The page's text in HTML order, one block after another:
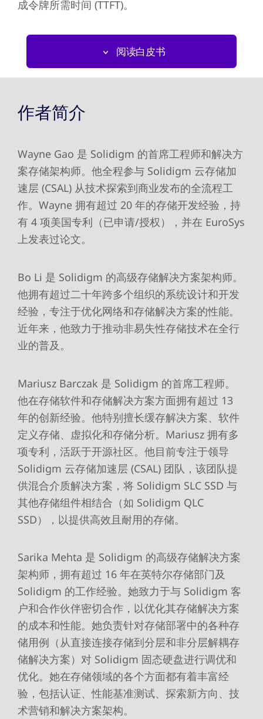
成令牌所需时间 (TTFT)。
阅读白皮书
作者简介
Wayne Gao 是 Solidigm 的首席工程师和解决方
案存储架构师。他全程参与 Solidigm 云存储加
速层 (CSAL) 从技术探索到商业发布的全流程工
作。Wayne 拥有超过 20 年的存储开发经验，持
有 4 项美国专利（已申请/授权），并在 EuroSys
上发表过论文。
Bo Li 是 Solidigm 的高级存储解决方案架构师。
他拥有超过二十年跨多个组织的系统设计和开发
经验，专注于优化网络和存储解决方案的性能。
近年来，他致力于推动非易失性存储技术在全行
业的普及。
Mariusz Barczak 是 Solidigm 的首席工程师。
他在存储软件和存储解决方案方面拥有超过 13
年的创新经验。他特别擅长缓存解决方案、软件
定义存储、虚拟化和存储分析。Mariusz 拥有多
项专利，活跃于开源社区。他目前专注于领导
Solidigm 云存储加速层 (CSAL) 团队，该团队提
供混合介质解决方案，将 Solidigm SLC SSD 与
其他存储组件相结合（如 Solidigm QLC
SSD），以提供高效且耐用的存储。
Sarika Mehta 是 Solidigm 的高级存储解决方案
架构师，拥有超过 16 年在英特尔存储部门及
Solidigm 的工作经验。她致力于与 Solidigm 客
户和合作伙伴密切合作，以优化其存储解决方案
的成本和性能。她负责针对存储部署中的各种存
储用例（从直接连接存储到分层和非分层解耦存
储解决方案）对 Solidigm 固态硬盘进行调优和
优化。她在存储领域的各个方面都有着丰富经
验，包括认证、性能基准测试、探索新方向、技
术营销和解决方案架构。